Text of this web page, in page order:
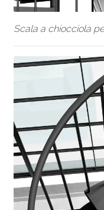
Scala a chiocciola